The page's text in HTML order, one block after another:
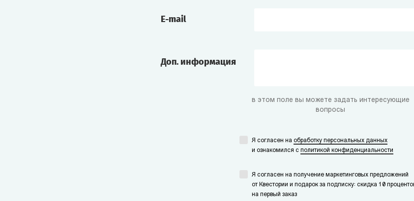
E-mail
Доп. информация
в этом поле вы можете задать интересующие
вопросы
Я согласен на обработку персональных данных
и ознакомился с политикой конфиденциальности
Я согласен на получение маркетинговых предложений
от Квестории и подарок за подписку: скидка 10
на первый заказ